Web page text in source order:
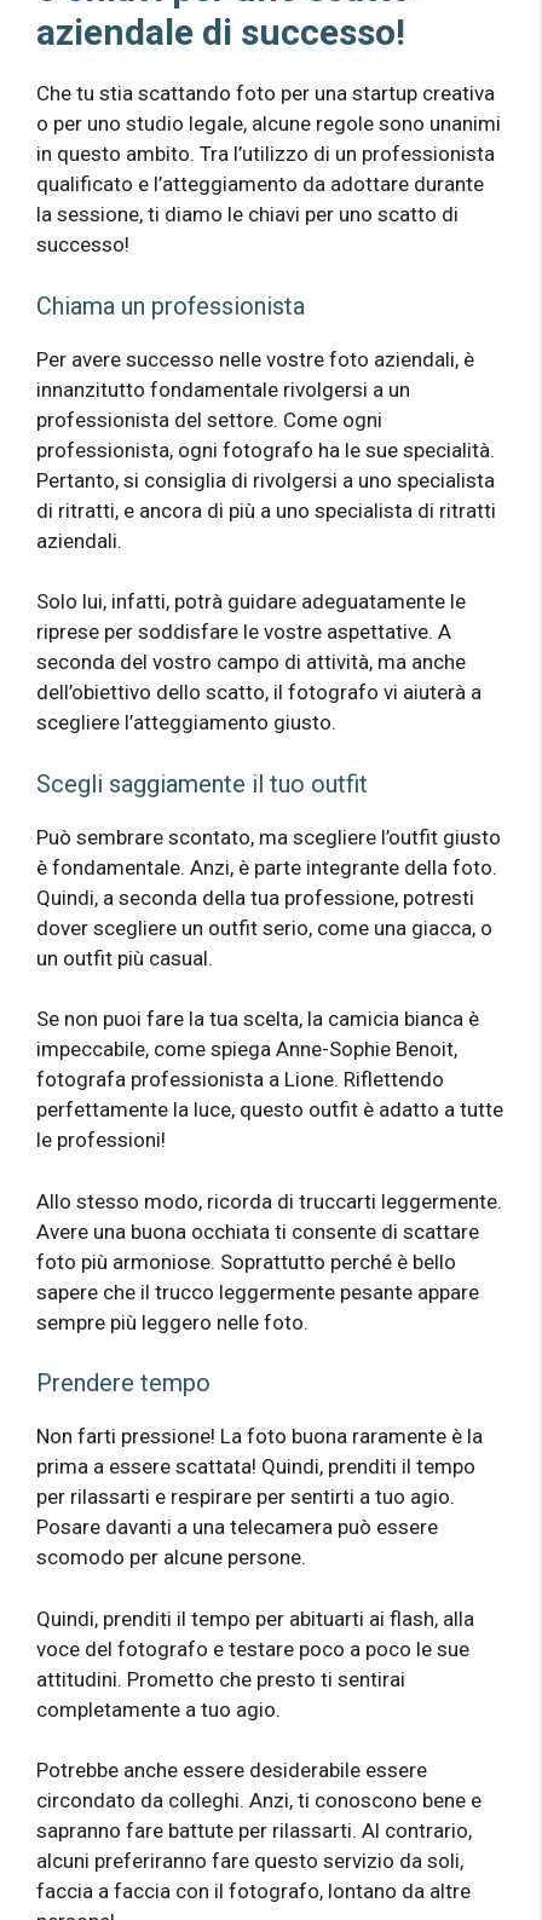
aziendale di successo!
Che tu stia scattando foto per una startup creativa
o per uno studio legale, alcune regole sono unanimi
in questo ambito. Tra l’utilizzo di un professionista
qualificato e l’atteggiamento da adottare durante
la sessione, ti diamo le chiavi per uno scatto di
successo!
Chiama un professionista
Per avere successo nelle vostre foto aziendali, è
innanzitutto fondamentale rivolgersi a un
professionista del settore. Come ogni
professionista, ogni fotografo ha le sue specialità.
Pertanto, si consiglia di rivolgersi a uno specialista
di ritratti, e ancora di più a uno specialista di ritratti
aziendali.
Solo lui, infatti, potrà guidare adeguatamente le
riprese per soddisfare le vostre aspettative. A
seconda del vostro campo di attività, ma anche
dell’obiettivo dello scatto, il fotografo vi aiuterà a
scegliere l’atteggiamento giusto.
Scegli saggiamente il tuo outfit
Può sembrare scontato, ma scegliere l’outfit giusto
è fondamentale. Anzi, è parte integrante della foto.
Quindi, a seconda della tua professione, potresti
dover scegliere un outfit serio, come una giacca, o
un outfit più casual.
Se non puoi fare la tua scelta, la camicia bianca è
impeccabile, come spiega Anne-Sophie Benoit,
fotografa professionista a Lione. Riflettendo
perfettamente la luce, questo outfit è adatto a tutte
le professioni!
Allo stesso modo, ricorda di truccarti leggermente.
Avere una buona occhiata ti consente di scattare
foto più armoniose. Soprattutto perché è bello
sapere che il trucco leggermente pesante appare
sempre più leggero nelle foto.
Prendere tempo
Non farti pressione! La foto buona raramente è la
prima a essere scattata! Quindi, prenditi il ​​tempo
per rilassarti e respirare per sentirti a tuo agio.
Posare davanti a una telecamera può essere
scomodo per alcune persone.
Quindi, prenditi il ​​tempo per abituarti ai flash, alla
voce del fotografo e testare poco a poco le sue
attitudini. Prometto che presto ti sentirai
completamente a tuo agio.
Potrebbe anche essere desiderabile essere
circondato da colleghi. Anzi, ti conoscono bene e
sapranno fare battute per rilassarti. Al contrario,
alcuni preferiranno fare questo servizio da soli,
faccia a faccia con il fotografo, lontano da altre